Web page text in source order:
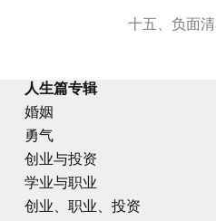
十五、负面
人生篇专辑
婚姻
勇气
创业与投资
学业与职业
创业、职业、投资